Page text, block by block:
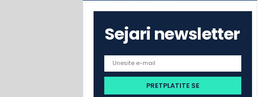
Sejari newsletter